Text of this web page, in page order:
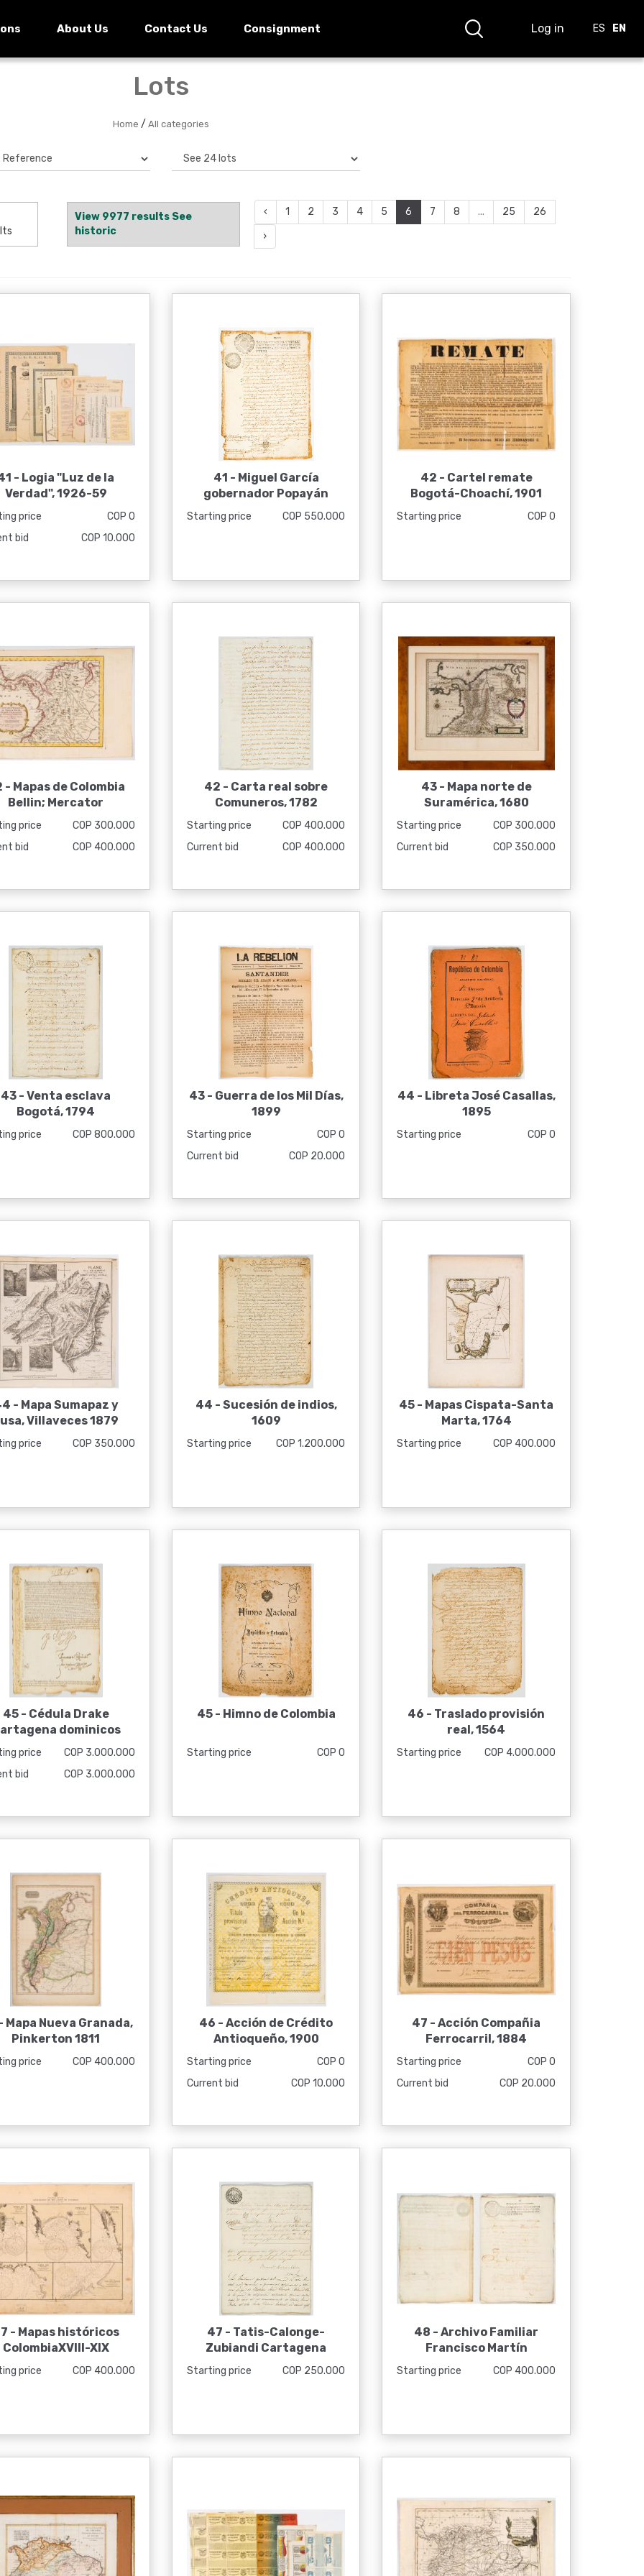
About Us Contact Us Consignment Log in ES EN
Lots
Home / All categories
View 9977 results See
historic
‹ 1 2 3 4 5 6 7 8 ... 25
26
›
- Logia "Luz de la
Verdad", 1926-59
price
COP 0
bid
COP 10.000
41 - Miguel García
gobernador Popayán
Starting price COP 550.000
42 - Cartel remate
Bogotá-Choachí, 1901
Starting price COP 0
- Mapas de Colombia
Bellin; Mercator
price
COP 300.000
bid
COP 400.000
42 - Carta real sobre
Comuneros, 1782
Starting price
COP 400.000
Current bid
COP 400.000
43 - Mapa norte de
Suramérica, 1680
Starting price
COP 300.000
Current bid
COP 350.000
43 -Venta esclava
Bogotá, 1794
price COP 800.000
43 - Guerra de los Mil Días,
1899
Starting price
COP 0
Current bid
COP 20.000
44 - Libreta José Casallas,
1895
Starting price COP 0
- Mapa Sumapaz y
Villaveces 1879
price COP 350.000
44 - Sucesión de indios,
1609
Starting price COP 1.200.000
45 - Mapas Cispata-Santa
Marta, 1764
Starting price COP 400.000
45 - Cédula Drake
dominicos
price
COP 3.000.000
bid
COP 3.000.000
45 - Himno de Colombia
Starting price COP 0
46 - Traslado provisión
real, 1564
Starting price COP 4.000.000
Mapa Nueva Granada,
Pinkerton 1811
price COP 400.000
46 -Acción de Crédito
Antioqueño, 1900
Starting price
COP 0
Current bid
COP 10.000
47 -Acción Compañia
Ferrocarril, 1884
Starting price
COP 0
Current bid
COP 20.000
- Mapas históricos
ColombiaXVIII-XIX
price COP 400.000
47 - Tatis-Calonge-
Zubiandi Cartagena
Starting price COP 250.000
48 -Archivo Familiar
Francisco Martín
Starting price COP 400.000